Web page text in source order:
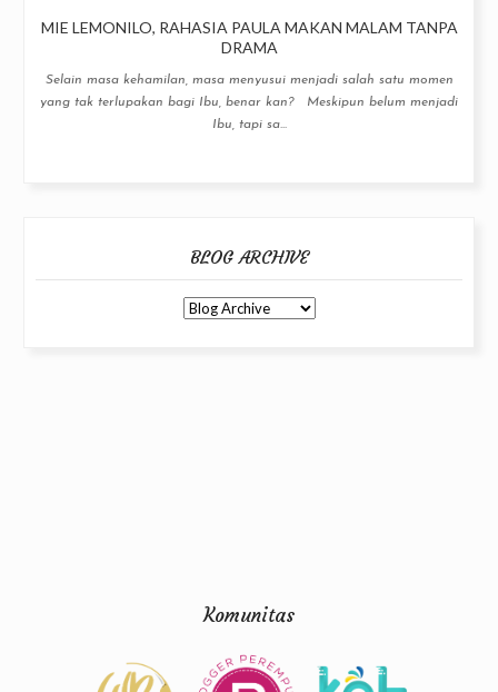
MIE LEMONILO, RAHASIA PAULA MAKAN MALAM TANPA
DRAMA
Selain masa kehamilan, masa menyusui menjadi salah satu momen
yang tak terlupakan bagi Ibu, benar kan? Meskipun belum menjadi
Ibu, tapi sa...
BLOG ARCHIVE
Komunitas